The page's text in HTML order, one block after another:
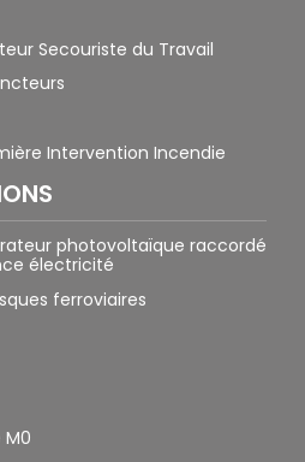
Secouriste du Travail
Intervention Incendie
photovoltaïque raccordé
électricité
ferroviaires